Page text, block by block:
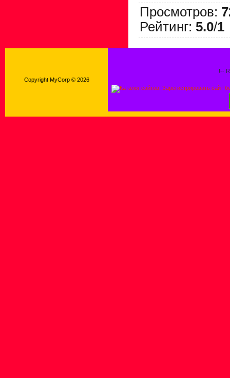
Просмотров:
Рейтинг: 5.0/1
Copyright MyCorp © 2026
!--